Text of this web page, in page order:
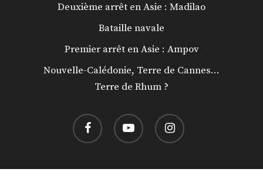
Deuxième arrêt en Asie : Madilao
Bataille navale
Premier arrêt en Asie : Ampov
Nouvelle-Calédonie, Terre de Cannes…
Terre de Rhum ?
facebook youtube instagram